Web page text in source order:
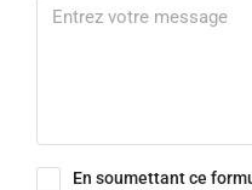
En soumettant ce